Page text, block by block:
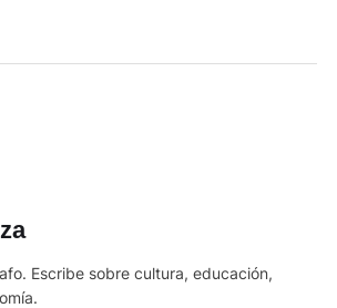
Escribe sobre cultura, educación,